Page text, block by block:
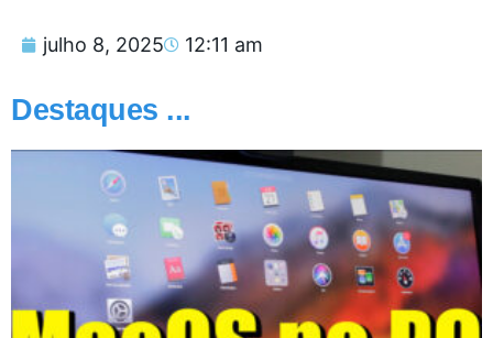
julho 8, 2025 12:11 am
Destaques ...